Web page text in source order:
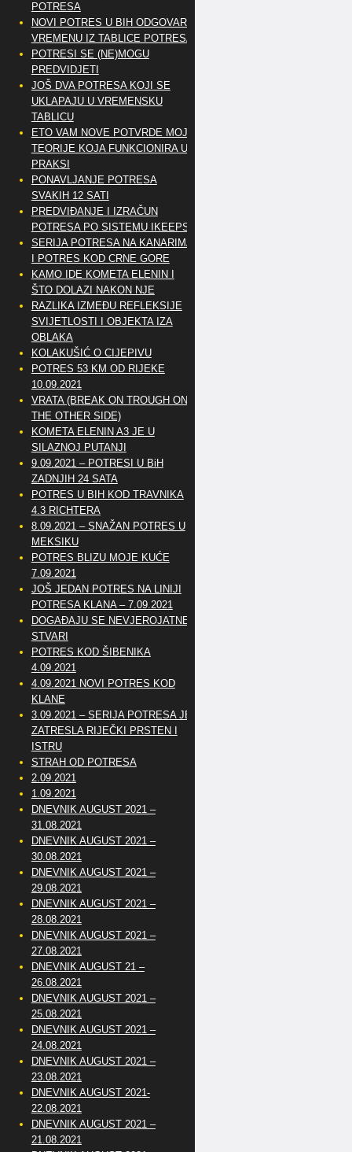
POTRESA
NOVI POTRES U BIH ODGOVARA
VREMENU IZ TABLICE POTRESA
POTRESI SE (NE)MOGU
PREDVIDJETI
JOŠ DVA POTRESA KOJI SE
UKLAPAJU U VREMENSKU
TABLICU
ETO VAM NOVE POTVRDE MOJE
TEORIJE KOJA FUNKCIONIRA U
PRAKSI
PONAVLJANJE POTRESA
SVAKIH 12 SATI
PREDVIĐANJE I IZRAČUN
POTRESA PO SISTEMU IKEEPS
SERIJA POTRESA NA KANARIMA
I POTRES KOD CRNE GORE
KAMO IDE KOMETA ELENIN I
ŠTO DOLAZI NAKON NJE
RAZLIKA IZMEĐU REFLEKSIJE
SVIJETLOSTI I OBJEKTA IZA
OBLAKA
KOLAKUŠIĆ O CIJEPIVU
POTRES 53 KM OD RIJEKE
10.09.2021
VRATA (BREAK ON TROUGH ON
THE OTHER SIDE)
KOMETA ELENIN A3 JE U
SILAZNOJ PUTANJI
9.09.2021 – POTRESI U BiH
ZADNJIH 24 SATA
POTRES U BIH KOD TRAVNIKA
4.3 RICHTERA
8.09.2021 – SNAŽAN POTRES U
MEKSIKU
POTRES BLIZU MOJE KUĆE
7.09.2021
JOŠ JEDAN POTRES NA LINIJI
POTRESA KLANA – 7.09.2021
DOGAĐAJU SE NEVJEROJATNE
STVARI
POTRES KOD ŠIBENIKA
4.09.2021
4.09.2021 NOVI POTRES KOD
KLANE
3.09.2021 – SERIJA POTRESA JE
ZATRESLA RIJEČKI PRSTEN I
ISTRU
STRAH OD POTRESA
2.09.2021
1.09.2021
DNEVNIK AUGUST 2021 –
31.08.2021
DNEVNIK AUGUST 2021 –
30.08.2021
DNEVNIK AUGUST 2021 –
29.08.2021
DNEVNIK AUGUST 2021 –
28.08.2021
DNEVNIK AUGUST 2021 –
27.08.2021
DNEVNIK AUGUST 21 –
26.08.2021
DNEVNIK AUGUST 2021 –
25.08.2021
DNEVNIK AUGUST 2021 –
24.08.2021
DNEVNIK AUGUST 2021 –
23.08.2021
DNEVNIK AUGUST 2021-
22.08.2021
DNEVNIK AUGUST 2021 –
21.08.2021